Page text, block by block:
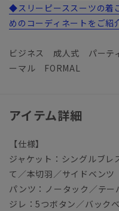
◆スリーピーススーツの着
めのコーディネートをご紹
ビジネス 成人式 パー
ーマル FORMAL
アイテム詳細
【仕様】
ジャケット：シングルブ
て／本切羽／サイドベンツ
パンツ：ノータック／テー
ジレ：5つボタン／バック